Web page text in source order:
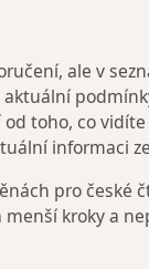
ale v
toho, co
informaci
pro české
kroky a